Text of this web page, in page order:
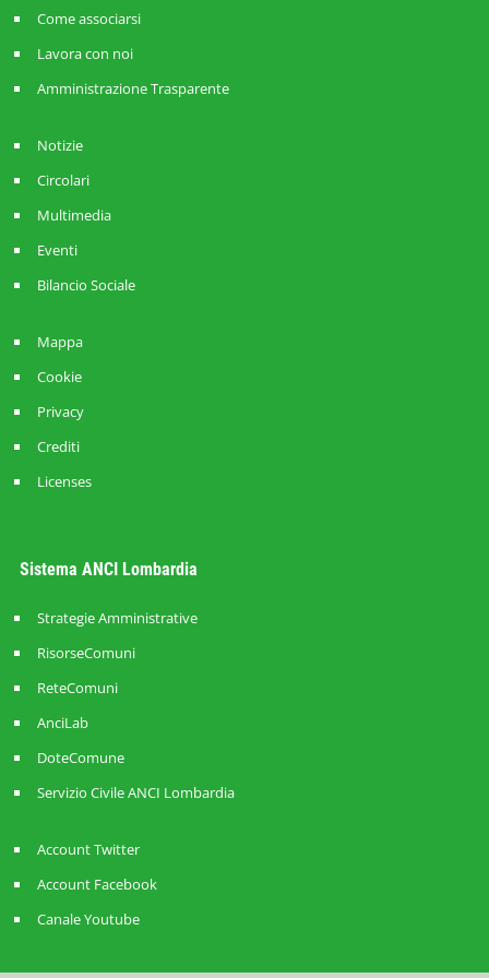
Come associarsi
Lavora con noi
Amministrazione Trasparente
Notizie
Circolari
Multimedia
Eventi
Bilancio Sociale
Mappa
Cookie
Privacy
Crediti
Licenses
Sistema ANCI Lombardia
Strategie Amministrative
RisorseComuni
ReteComuni
AnciLab
DoteComune
Servizio Civile ANCI Lombardia
Account Twitter
Account Facebook
Canale Youtube